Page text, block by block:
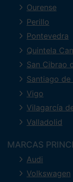
Ourense
Perillo
Pontevedra
Quintela
San Cibrao
Santiago
Vigo
Vilagarcía
Valladolid
MARCAS
Audi
Volkswagen